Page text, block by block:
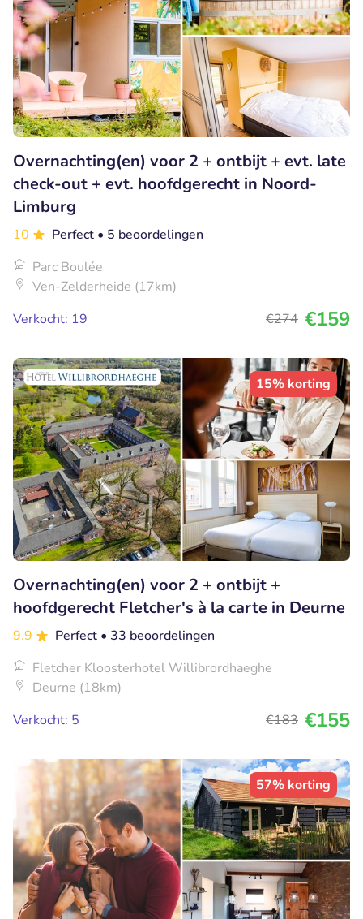
Overnachting(en) voor 2 + ontbijt + evt. late
check-out + evt. hoofdgerecht in Noord-
Limburg
10 Perfect • 5 beoordelingen
Parc Boulée
Ven-Zelderheide (17km)
Verkocht: 19
€274 €159
15% korting
Overnachting(en) voor 2 + ontbijt +
hoofdgerecht Fletcher's à la carte in Deurne
9.9 Perfect • 33 beoordelingen
Fletcher Kloosterhotel Willibrordhaeghe
Deurne (18km)
Verkocht: 5
€183 €155
57% korting